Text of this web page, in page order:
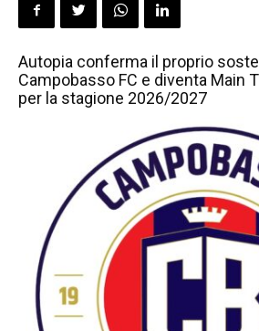
Autopia conferma il proprio
Campobasso FC e diventa Main
per la stagione 2026/2027